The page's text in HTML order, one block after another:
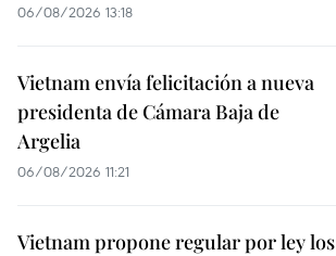
06/08/2026 13:18
Vietnam envía felicitación a nueva
presidenta de Cámara Baja de
Argelia
06/08/2026 11:21
Vietnam propone regular por ley los